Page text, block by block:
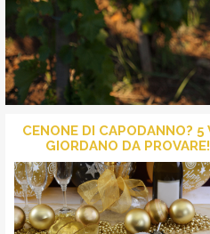
CENONE DI CAPODANNO? 5
GIORDANO DA PROVARE!